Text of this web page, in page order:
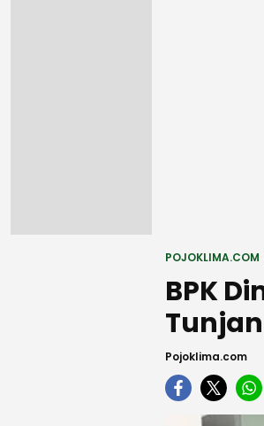
POJOKLIMA.COM
BPK
Pojoklima.com